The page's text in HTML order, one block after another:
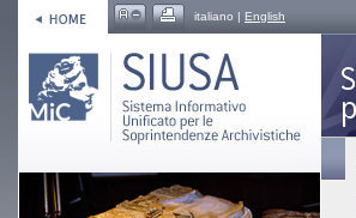
italiano | English